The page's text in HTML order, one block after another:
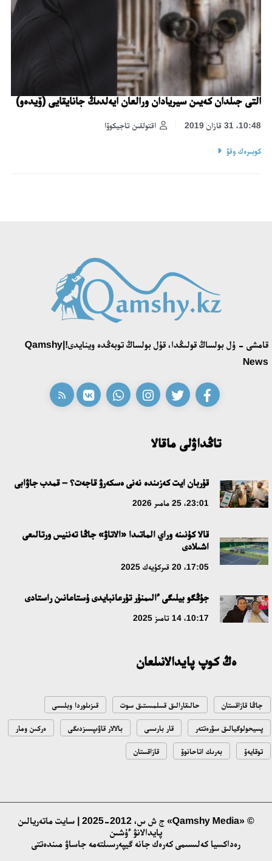
التى جىلدان كەيىن سيريادان ورالعان ايەلدىڭ جانايقايى (ۆيدەو)
اقتولقىن تاجيكوۆا 10:48، 31 قازان 2019
كوبىرەك وقۋ
قامشى - ۇل بولساڭ قولىڭدا، قۇل بولساڭ توبەڭدە وينايدى!|Qamshy
News
تاڭداۋلى ماقالا
قۇربان ايت كەزىندە نەنى ەسكەرۋ قاجەت؟ – قمدب جاۋابى
23:01، 25 مامىر 2026
قالا كۇنىنە وراي الماتىدا «الاتاۋ» جاڭا تەننيس ورتالىعى
اشىلادى
17:05، 20 قىركۇيەك 2025
جۇڭگو بيلىگى ءالىمنۇر تۇرعانبايدى ۇستاعانىن راستادى
10:17، 14 تامىز 2025
ەڭ كوپ پايدالانىلعان
جاڭا قازاقستان حالىقارالىق قىىلمىستىق سوت قىزىلوردا وبلىسى
پسيحولوگيالىق سۋرەتتەر قار بارىسى بالالار قاۋىپسىزدىگى ەركىن ومار
توقايەۆ بەرىك اتاحانوۆ قازاقستان
© «Qamshy Media» ج ش س، 2012-2025 | سايت ماتەريالىن
پايدالانۋ ءۇشىن
رەداكسيا كەلىسىمى كەرەك جانە گيپەرسىلتەمە جاساۋ مىندەتتى